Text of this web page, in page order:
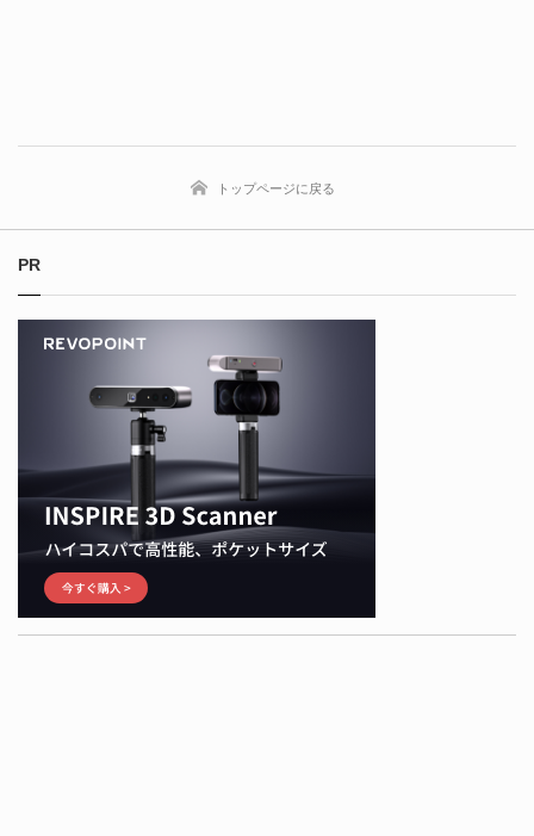
トップページに戻る
PR